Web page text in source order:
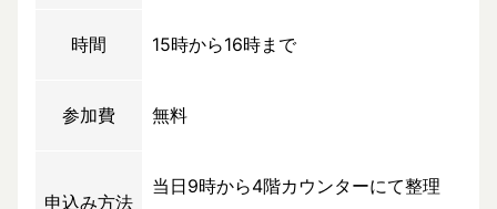
時間 15時から16時まで
参加費 無料
申込み方法
当日9時から4階カウンターにて整理